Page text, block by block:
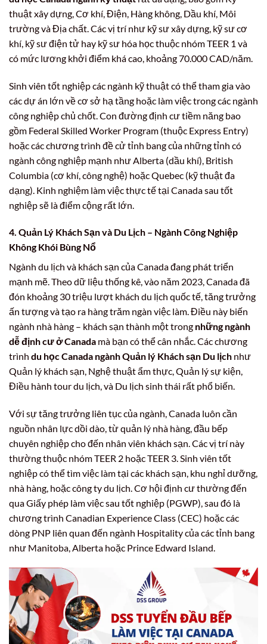
thuật xây dựng, Cơ khí, Điện, Hàng không, Dầu khí, Môi
trường và Địa chất. Các vị trí như kỹ sư xây dựng, kỹ sư cơ
khí, kỹ sư điện tử hay kỹ sư hóa học thuộc nhóm TEER 1 và
có mức lương khởi điểm khá cao, khoảng 70.000 CAD/năm.
Sinh viên tốt nghiệp các ngành kỹ thuật có thể tham gia vào
các dự án lớn về cơ sở hạ tầng hoặc làm việc trong các ngành
công nghiệp chủ chốt. Con đường định cư tiềm năng bao
gồm Federal Skilled Worker Program (thuộc Express Entry)
hoặc các chương trình đề cử tỉnh bang của những tỉnh có
ngành công nghiệp mạnh như Alberta (dầu khí), British
Columbia (cơ khí, công nghệ) hoặc Quebec (kỹ thuật đa
dạng). Kinh nghiệm làm việc thực tế tại Canada sau tốt
nghiệp sẽ là điểm cộng rất lớn.
4. Quản Lý Khách Sạn và Du Lịch – Ngành Công Nghiệp
Không Khói Bùng Nổ
Ngành du lịch và khách sạn của Canada đang phát triển
mạnh mẽ. Theo dữ liệu thống kê, vào năm 2023, Canada đã
đón khoảng 30 triệu lượt khách du lịch quốc tế, tăng trưởng
ấn tượng và tạo ra hàng trăm ngàn việc làm. Điều này biến
ngành nhà hàng – khách sạn thành một trong những ngành
dễ định cư ở Canada mà bạn có thể cân nhắc. Các chương
trình du học Canada ngành Quản lý Khách sạn Du lịch như
Quản lý khách sạn, Nghệ thuật ẩm thực, Quản lý sự kiện,
Điều hành tour du lịch, và Du lịch sinh thái rất phổ biến.
Với sự tăng trưởng liên tục của ngành, Canada luôn cần
nguồn nhân lực dồi dào, từ quản lý nhà hàng, đầu bếp
chuyên nghiệp cho đến nhân viên khách sạn. Các vị trí này
thường thuộc nhóm TEER 2 hoặc TEER 3. Sinh viên tốt
nghiệp có thể tìm việc làm tại các khách sạn, khu nghỉ dưỡng,
nhà hàng, hoặc công ty du lịch. Cơ hội định cư thường đến
qua Giấy phép làm việc sau tốt nghiệp (PGWP), sau đó là
chương trình Canadian Experience Class (CEC) hoặc các
dòng PNP liên quan đến ngành Hospitality của các tỉnh bang
như Manitoba, Alberta hoặc Prince Edward Island.